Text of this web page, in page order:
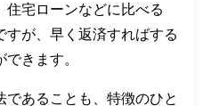
住宅ローンなどに比べる
すが、早く返済すればする
きます。
あることも、特徴のひと